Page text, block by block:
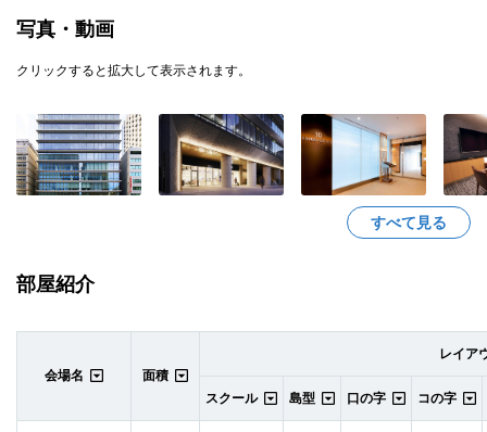
写真・動画
クリックすると拡大して表示されます。
すべて見る
部屋紹介
会場名 面積
レイア
スクール 島型 口の字 コの字